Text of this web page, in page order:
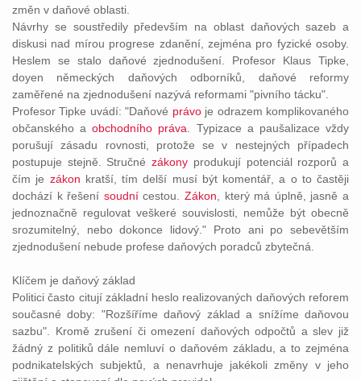
změn v daňové oblasti.
Návrhy se soustředily především na oblast daňových sazeb a
diskusi nad mírou progrese zdanění, zejména pro fyzické osoby.
Heslem se stalo daňové zjednodušení. Profesor Klaus Tipke,
doyen německých daňových odborníků, daňové reformy
zaměřené na zjednodušení nazývá reformami "pivního tácku".
Profesor Tipke uvádí: "Daňové právoje odrazem komplikovaného
občanského aobchodního práva . Typizace a paušalizace vždy
porušují zásadu rovnosti, protože se v nestejných případech
postupuje stejně. Stručnézákony produkují potenciál rozporů a
čím je zákon kratší, tím delší musí být komentář, a o to častěji
dochází k řešení soudnícestou.Zákon , který má úplně, jasně a
jednoznačně regulovat veškeré souvislosti, nemůže být obecně
srozumitelný, nebo dokonce lidový." Proto ani po sebevětším
zjednodušení nebude profese daňových poradců zbytečná.
Klíčem je daňový základ
Politici často citují základní heslo realizovaných daňových reforem
současné doby: "Rozšíříme daňový základ a snížíme daňovou
sazbu". Kromě zrušení či omezení daňových odpočtů a slev již
žádný z politiků dále nemluví o daňovém základu, a to zejména
podnikatelských subjektů, a nenavrhuje jakékoli změny v jeho